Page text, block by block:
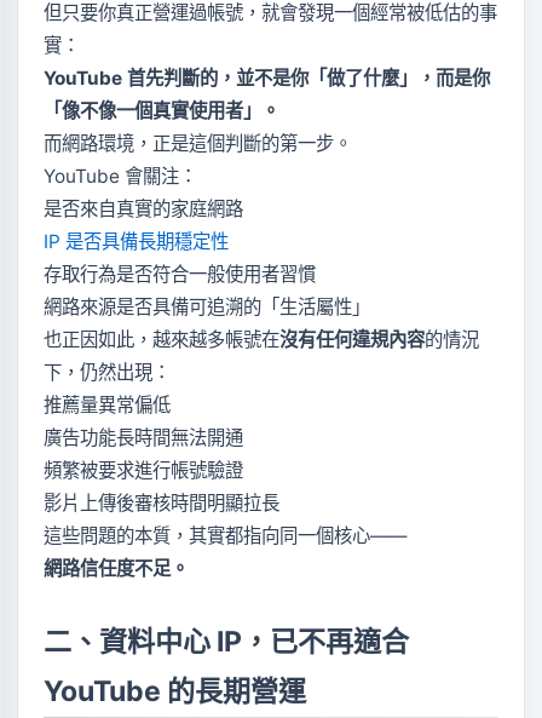
但只要你真正營運過帳號，就會發現一個經常被低估的事
實：
YouTube 首先判斷的，並不是你「做了什麼」，而是你
「像不像一個真實使用者」。
而網路環境，正是這個判斷的第一步。
YouTube 會關注：
是否來自真實的家庭網路
IP 是否具備長期穩定性
存取行為是否符合一般使用者習慣
網路來源是否具備可追溯的「生活屬性」
也正因如此，越來越多帳號在沒有任何違規內容的情況
下，仍然出現：
推薦量異常偏低
廣告功能長時間無法開通
頻繁被要求進行帳號驗證
影片上傳後審核時間明顯拉長
這些問題的本質，其實都指向同一個核心——
網路信任度不足。
二、資料中心 IP，已不再適合
YouTube 的長期營運